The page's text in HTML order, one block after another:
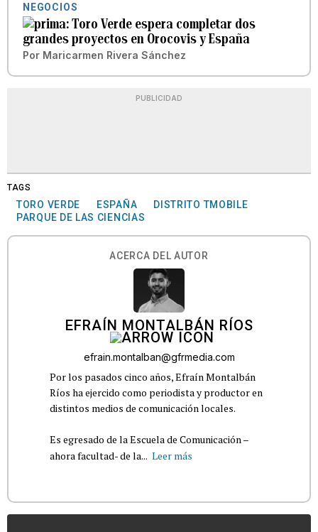
NEGOCIOS
Toro Verde espera completar dos
grandes proyectos en Orocovis y España
Por Maricarmen Rivera Sánchez
PUBLICIDAD
TAGS
TORO VERDE ESPAÑA
DISTRITO TMOBILE
PARQUE DE LAS CIENCIAS
ACERCA DEL AUTOR
EFRAÍN MONTALBÁN RÍOS
efrain.montalban@gfrmedia.com
Por los pasados cinco años, Efraín Montalbán
Ríos ha ejercido como periodista y productor en
distintos medios de comunicación locales.
Es egresado de la Escuela de Comunicación –
ahora facultad- de la... Leer más